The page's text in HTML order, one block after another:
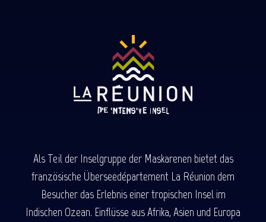
Als Teil der Inselgruppe der Maskarenen bietet das
französische Überseedépartement La Réunion dem
Besucher das Erlebnis einer tropischen Insel im
Indischen Ozean. Einflüsse aus Afrika, Asien und Europa